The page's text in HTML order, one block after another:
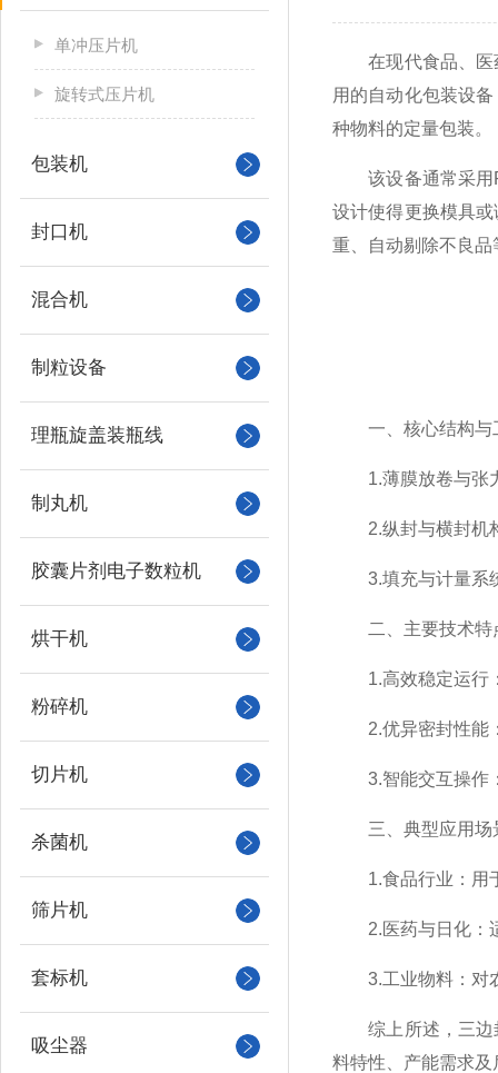
单冲压片机
旋转式压片机
包装机
封口机
混合机
制粒设备
理瓶旋盖装瓶线
制丸机
胶囊片剂电子数粒机
烘干机
粉碎机
切片机
杀菌机
筛片机
套标机
吸尘器
在现代食品、医药
用的自动化包装设
种物料的定量包装。
该设备通常采用
设计使得更换模具
重、自动剔除不良
一、核心结构与
1.薄膜放卷与张力
2.纵封与横封机构
3.填充与计量系统
二、主要技术特
1.高效稳定运行：
2.优异密封性能：
3.智能交互操作：
三、典型应用场
1.食品行业：用于
2.医药与日化：适
3.工业物料：对农
综上所述，三边封
料特性、产能需求